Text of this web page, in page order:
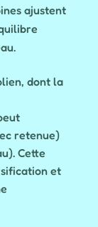
ajustent
dont la
retenue)
Cette
et